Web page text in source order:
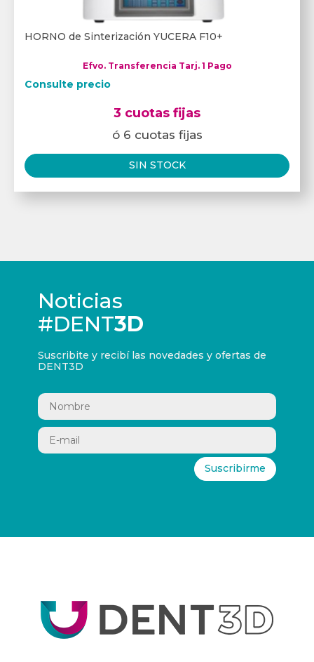
HORNO de Sinterización YUCERA F10+
Efvo. Transferencia Tarj. 1 Pago
Consulte precio
3 cuotas fijas
ó 6 cuotas fijas
SIN STOCK
Noticias
#DENT3D
Suscribite y recibí las novedades y ofertas de
DENT3D
Suscribirme